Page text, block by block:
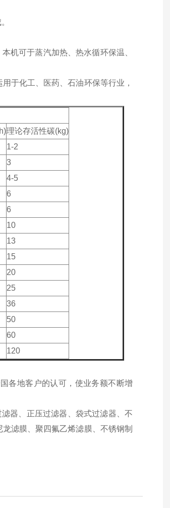
机可于蒸汽加热、热水循环保温、
于化工、医药、石油环保等行业，
理论存活性碳(kg)
1-2
3
4-5
6
6
10
13
15
20
25
36
50
60
120
各地客户的认可，使业务额不断增
器、正压过滤器、袋式过滤器、不
滤膜、聚四氟乙烯滤膜、不锈钢制